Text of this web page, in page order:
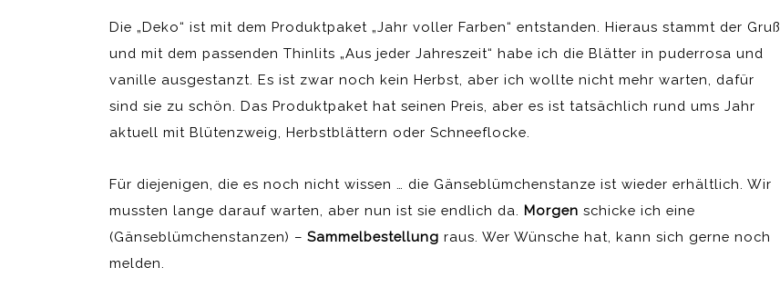
Die „Deko“ ist mit dem Produktpaket „Jahr voller Farben“ entstanden. Hieraus stammt der Gruß
und mit dem passenden Thinlits „Aus jeder Jahreszeit“ habe ich die Blätter in puderrosa und
vanille ausgestanzt. Es ist zwar noch kein Herbst, aber ich wollte nicht mehr warten, dafür
sind sie zu schön. Das Produktpaket hat seinen Preis, aber es ist tatsächlich rund ums Jahr
aktuell mit Blütenzweig, Herbstblättern oder Schneeflocke.
Für diejenigen, die es noch nicht wissen … die Gänseblümchenstanze ist wieder erhältlich. Wir
mussten lange darauf warten, aber nun ist sie endlich da. Morgen schicke ich eine
(Gänseblümchenstanzen) – Sammelbestellung raus. Wer Wünsche hat, kann sich gerne noch
melden.